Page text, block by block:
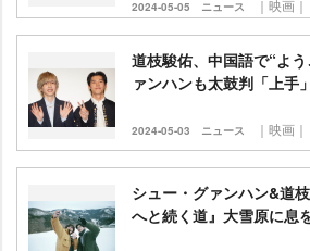
2024-05-05 ニュース ｜映画｜
道枝駿佑、中国語で“よ
ァンハンも太鼓判「上手」
2024-05-03 ニュース ｜映画｜
シュー・グァンハン&道
へと続く道』大雪原に息